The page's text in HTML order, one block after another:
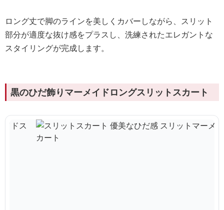
ロング丈で脚のラインを美しくカバーしながら、スリット
部分が適度な抜け感をプラスし、洗練されたエレガントな
スタイリングが完成します。
黒のひだ飾りマーメイドロングスリットスカート